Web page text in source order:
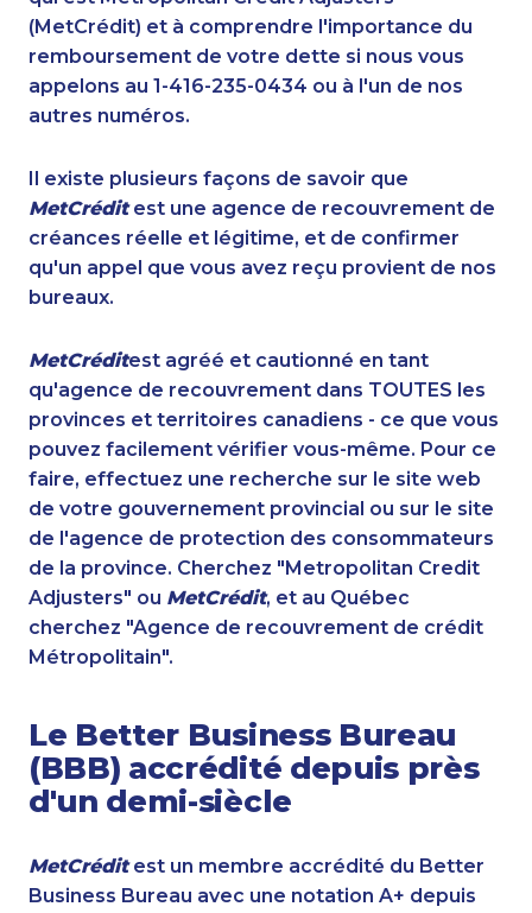
(MetCrédit) et à comprendre l'importance du
remboursement de votre dette si nous vous
appelons au 1-416-235-0434 ou à l'un de nos
autres numéros.
Il existe plusieurs façons de savoir que
MetCréditest une agence de recouvrement de
créances réelle et légitime, et de confirmer
qu'un appel que vous avez reçu provient de nos
bureaux.
MetCréditest agréé et cautionné en tant
qu'agence de recouvrement dans TOUTES les
provinces et territoires canadiens - ce que vous
pouvez facilement vérifier vous-même. Pour ce
faire, effectuez une recherche sur le site web
de votre gouvernement provincial ou sur le site
de l'agence de protection des consommateurs
de la province. Cherchez "Metropolitan Credit
Adjusters" ou MetCrédit, et au Québec
cherchez "Agence de recouvrement de crédit
Métropolitain".
Le Better Business Bureau
(BBB) accrédité depuis près
d'un demi-siècle
MetCréditest un membre accrédité du Better
Business Bureau avec une notation A+ depuis